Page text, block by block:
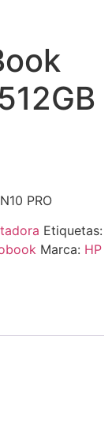
PRO
Etiquetas:
Marca: HP